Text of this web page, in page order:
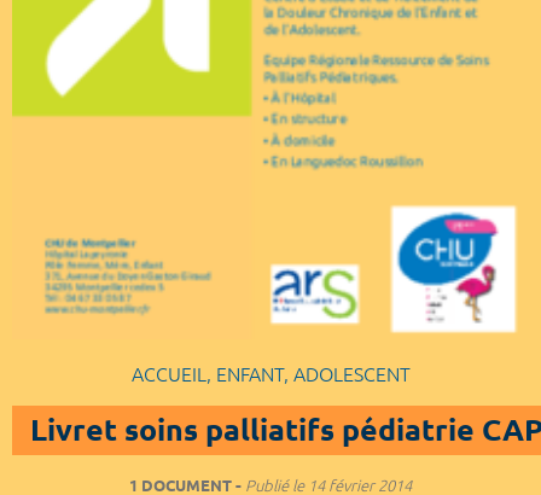
ACCUEIL, ENFANT, ADOLESCENT
Livret soins palliatifs pédiatrie
1 DOCUMENT Publié le14 février 2014